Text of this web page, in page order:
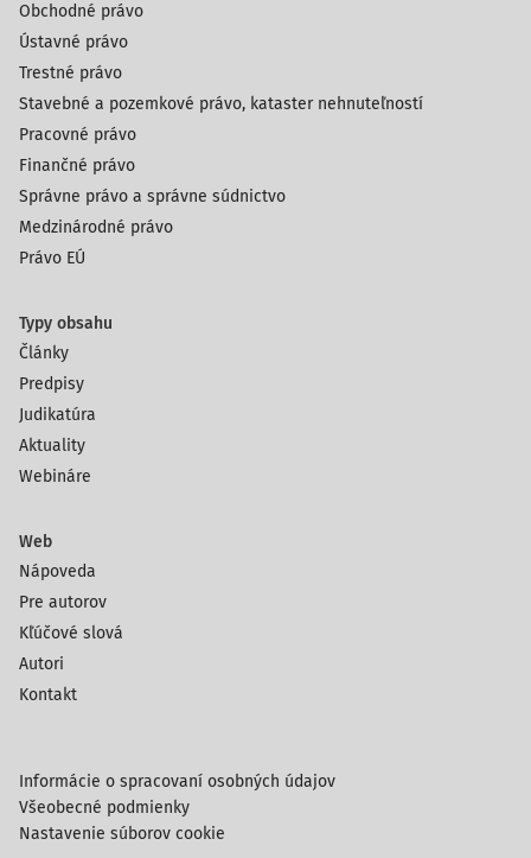
Obchodné právo
Ústavné právo
Trestné právo
Stavebné a pozemkové právo, kataster nehnuteľností
Pracovné právo
Finančné právo
Správne právo a správne súdnictvo
Medzinárodné právo
Právo EÚ
Typy obsahu
Články
Predpisy
Judikatúra
Aktuality
Webináre
Web
Nápoveda
Pre autorov
Kľúčové slová
Autori
Kontakt
Informácie o spracovaní osobných údajov
Všeobecné podmienky
Nastavenie súborov cookie